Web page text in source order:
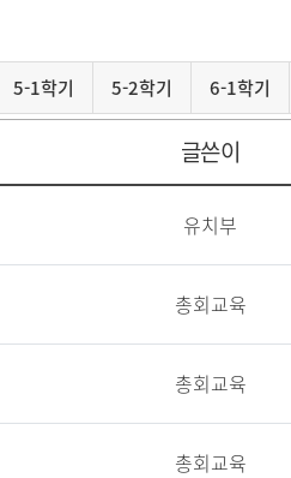
5-1학기 5-2학기 6-1학기
글쓴이
유치부
총회교육
총회교육
총회교육